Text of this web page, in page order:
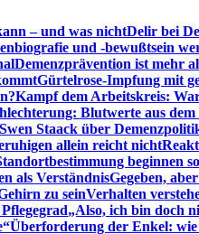
– und was nichtDelir bei
und -bewußtsein
Demenzprävention ist mehr
Gürtelrose-Impfung mit
Kampf dem Arbeitskreis:
Blutwerte aus
Swen Staack über
allein reicht nicht
beginnen
als VerständnisGegeben,
zu seinVerhalten
„Also, ich bin doch
Überforderung der Enkel: wie